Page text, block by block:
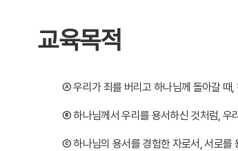
교육목적
Ⓐ우리가 죄를 버리고 하나님께 돌아갈 때,
Ⓑ하나님께서 우리를 용서하신 것처럼, 우
Ⓒ하나님의 용서를 경험한 자로서 ,서로를